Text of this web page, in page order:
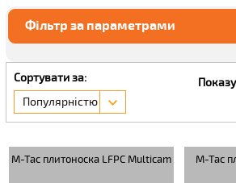
Фільтр за параметрами
Сортувати за:
Популярністю
M-Tac плитоноска LFPC Multicam
M-Tac